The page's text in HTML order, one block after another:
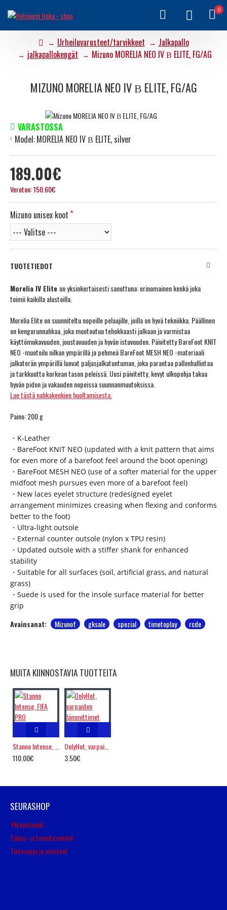
0
Urheiluvarusteet/tarvikkeet
Jalkapallo
jalkapallokengät
Mizuno MORELIA NEO IV Β ELITE, FG/AG
MIZUNO MORELIA NEO IV Β ELITE, FG/AG
189.00€
Veroton: 150.60€
VARASTOSSA
Model:MORELIA NEO IV Β ELITE, silver
Mizuno unisex koot
TUOTETIEDOT
Morelia IV Elite on yksinkertaisesti sanottuna: erinomainen kenkä joka
toimii kaikilla alustoilla.
Morelia Elite on suunniteltu nopeille pelaajille, joilla on hyvä tekniikka. Päällinen
on kengurunnahkaa, joka muotoutuu tehokkaasti jalkaan ja varmistaa
käyttömukavuuden, joustavuuden ja hyvän istuvuuden. Päivitetty BareFoot KNIT
NEO -muotoilu nilkan ympärillä ja pehmeä BareFoot MESH NEO -materiaali
jalkaterän ympärillä luovat paljasjalkatuntuman, joka parantaa pallonhallintaa
ja tarkkuutta korkean tason peleissä. Uusi päivitetty, kevyt ulkopohja takaa
hyvän pidon ja vakauden nopeissa suunnanmuutoksissa.
Lue tästä nahkakenkien huoltamisesta.
Paino: 200 g
・K-Leather
・BareFoot KNIT NEO (updated with a knit pattern that aims
for even more of a barefoot feel around the boot opening)
・BareFoot MESH NEO (use of a softer material for the upper
midfoot mesh pursues even more of a barefoot feel)
・New laces eyelet structure (redesigned eyelet
arrangement minimizes creasing when flexing and conforms
better to the foot)
・Ultra-light outsole
・External counter outsole (nylon x TPU resin)
・Updated outsole with a stiffer shank for enhanced
stability
・Suitable for all surfaces (soil, artificial grass, and natural
grass)
・Suede is used for the insole surface material for better
grip
Avainsanat: Mizunof gksale spezial timetoplay rcde
MUITA KIINNOSTAVIA TUOTTEITA
110.00€
OnlyHot, varpaiden lämmittimet
3.50€
SEURASHOP
Yhteystiedot
Tilaus- ja toimitusehdot
Tietosuoja ja evästeet